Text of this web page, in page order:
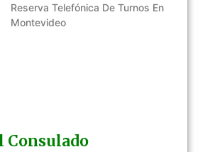
Reserva Telefónica De Turnos En
Montevideo
Consulado